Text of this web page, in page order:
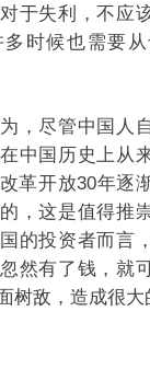
于失利，不应
时候也需要
尽管中国人
中国历史上从
革开放30年逐
，这是值得推
的投资者而言
然有了钱，就
树敌，造成很大